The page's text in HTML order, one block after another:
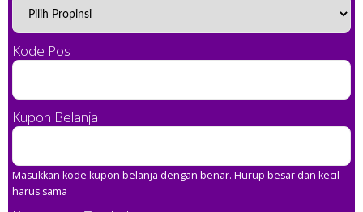
Kode Pos
Kupon Belanja
Masukkan kode kupon belanja dengan benar. Hurup besar dan kecil
harus sama